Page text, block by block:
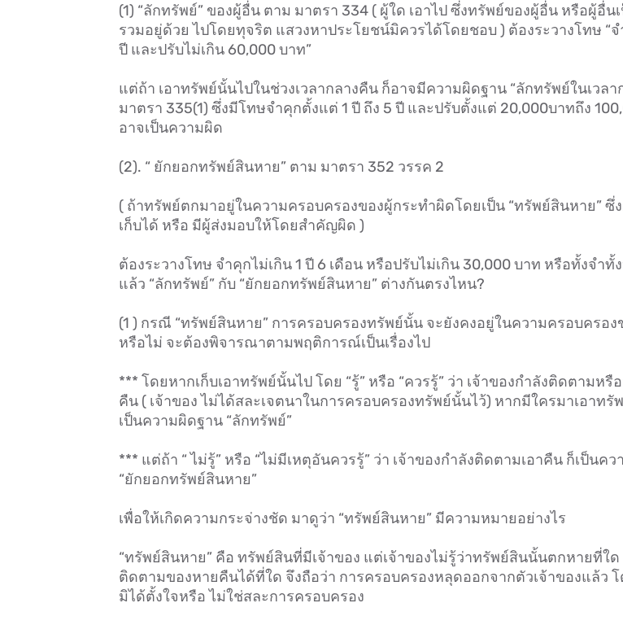
(1) “ลักทรัพย์” ของผู้อื่น ตาม มาตรา 334 ( ผู้ใด เอาไป ซึ่งทรัพย์ของผู้อื่น หรือผู้อื่น
รวมอยู่ด้วย ไปโดยทุจริต แสวงหาประโยชน์มิควรได้โดยชอบ ) ต้องระวางโทษ “จ
ปี และปรับไม่เกิน 60,000 บาท”
แต่ถ้า เอาทรัพย์นั้นไปในช่วงเวลากลางคืน ก็อาจมีความผิดฐาน “ลักทรัพย์ในเวลา
มาตรา 335(1) ซึ่งมีโทษจำคุกตั้งแต่ 1 ปี ถึง 5 ปี และปรับตั้งแต่ 20,000บาทถึง
อาจเป็นความผิด
(2). “ ยักยอกทรัพย์สินหาย” ตาม มาตรา 352 วรรค 2
( ถ้าทรัพย์ตกมาอยู่ในความครอบครองของผู้กระทำผิดโดยเป็น “ทรัพย์สินหาย” ซึ่
เก็บได้ หรือ มีผู้ส่งมอบให้โดยสำคัญผิด )
ต้องระวางโทษ จำคุกไม่เกิน 1 ปี 6 เดือน หรือปรับไม่เกิน 30,000 บาท หรือทั้งจำทั้
แล้ว “ลักทรัพย์” กับ “ยักยอกทรัพย์สินหาย” ต่างกันตรงไหน?
(1 ) กรณี “ทรัพย์สินหาย” การครอบครองทรัพย์นั้น จะยังคงอยู่ในความครอบครอง
หรือไม่ จะต้องพิจารณาตามพฤติการณ์เป็นเรื่องไป
*** โดยหากเก็บเอาทรัพย์นั้นไป โดย “รู้” หรือ “ควรรู้” ว่า เจ้าของกำลังติดตามหรื
คืน ( เจ้าของ ไม่ได้สละเจตนาในการครอบครองทรัพย์นั้นไว้) หากมีใครมาเอาทรั
เป็นความผิดฐาน “ลักทรัพย์”
*** แต่ถ้า “ ไม่รู้” หรือ “ไม่มีเหตุอันควรรู้” ว่า เจ้าของกำลังติดตามเอาคืน ก็เป็นค
“ยักยอกทรัพย์สินหาย”
เพื่อให้เกิดความกระจ่างชัด มาดูว่า “ทรัพย์สินหาย” มีความหมายอย่างไร
“ทรัพย์สินหาย” คือ ทรัพย์สินที่มีเจ้าของ แต่เจ้าของไม่รู้ว่าทรัพย์สินนั้นตกหายที่ใด
ติดตามของหายคืนได้ที่ใด จึงถือว่า การครอบครองหลุดออกจากตัวเจ้าของแล้ว โ
มิได้ตั้งใจหรือ ไม่ใช่สละการครอบครอง